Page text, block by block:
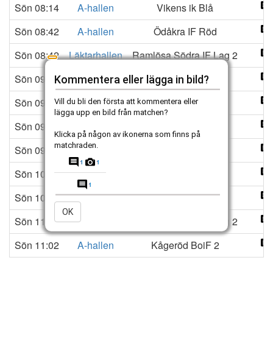
Sön 08:14 A-hallen Vikens ik Blå
Sön 08:42 A-hallen Ödåkra IF Röd
Sön 08:42 Läktarhallen Ramlösa Södra IF Lag 2
Sön 09:10 A-hallen Kågeröd BoiF 2
Sön 09:10 Läktarhallen Högaborg bk Svart
Sön 09:38
Sön 09:38 Läktarhallen
Sön 10:06 A-hallen
Sön 10:06 Läktarhallen Höganäs BK Blå
Sön 11:02 Läktarhallen Ramlösa Södra IF Lag 2
Sön 11:02 A-hallen Kågeröd BoiF 2
Kommentera eller lägga in bild?
Vill du bli den första att kommentera eller
lägga upp en bild från matchen?
Klicka på någon av ikonerna som finns på
matchraden.
OK